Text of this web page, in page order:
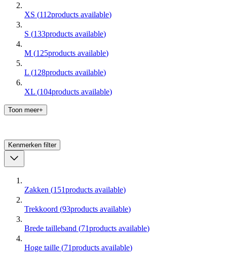
XS (112products available)
S (133products available)
M (125products available)
L (128products available)
XL (104products available)
Toon meer+
Kenmerken filter
Zakken (151products available)
Trekkoord (93products available)
Brede tailleband (71products available)
Hoge taille (71products available)